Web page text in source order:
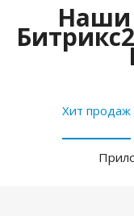
Наши
Хит продаж